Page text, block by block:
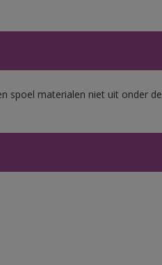
spoel materialen niet uit onder de